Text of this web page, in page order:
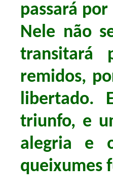
passará
Nele não
transitará
remidos,
libertado.
triunfo, e
alegria e
queixumes